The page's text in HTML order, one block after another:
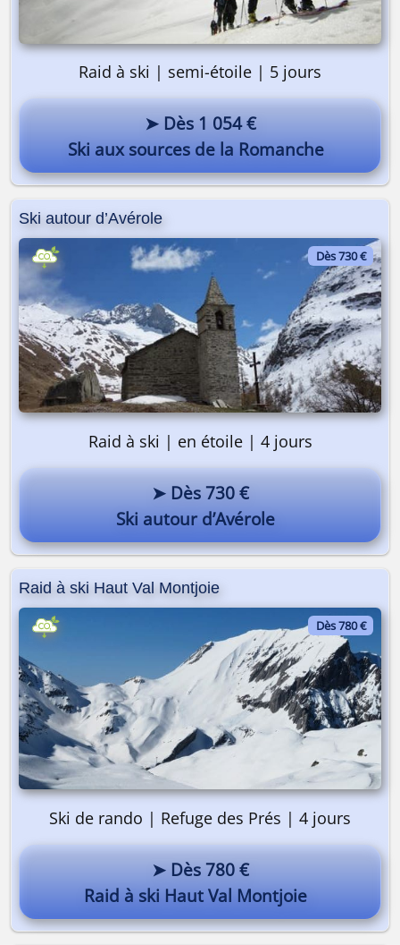
Pourquoi pas vous ? 😎
Raid à ski | semi-étoile | 5 jours
➤ Dès 1 054 €
Ski aux sources de la Romanche
Ski autour d’Avérole
Dès 730 €
Raid à ski | en étoile | 4 jours
➤ Dès 730 €
Ski autour d’Avérole
Raid à ski Haut Val Montjoie
Dès 780 €
Ski de rando | Refuge des Prés | 4 jours
➤ Dès 780 €
Raid à ski Haut Val Montjoie